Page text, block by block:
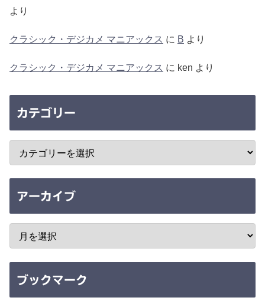
より
クラシック・デジカメ マニアックス に B より
クラシック・デジカメ マニアックス に ken より
カテゴリー
アーカイブ
ブックマーク